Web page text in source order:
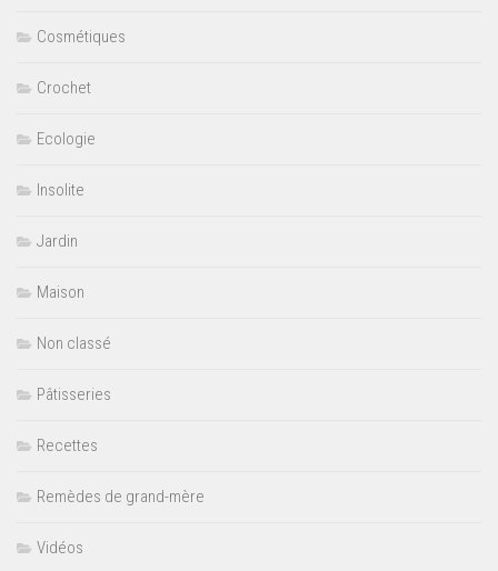
Cosmétiques
Crochet
Ecologie
Insolite
Jardin
Maison
Non classé
Pâtisseries
Recettes
Remèdes de grand-mère
Vidéos